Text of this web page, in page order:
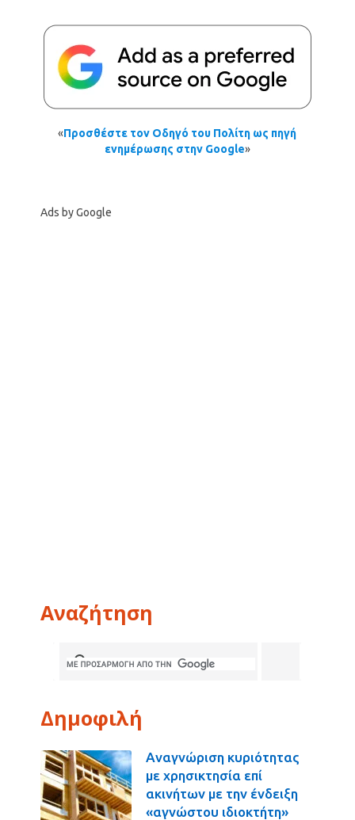
«Προσθέστε τον Οδηγό του Πολίτη ως πηγή
ενημέρωσης στην Google»
Ads by Google
Αναζήτηση
Δημοφιλή
Αναγνώριση κυριότητας
με χρησικτησία επί
ακινήτων με την ένδειξη
«αγνώστου ιδιοκτήτη»